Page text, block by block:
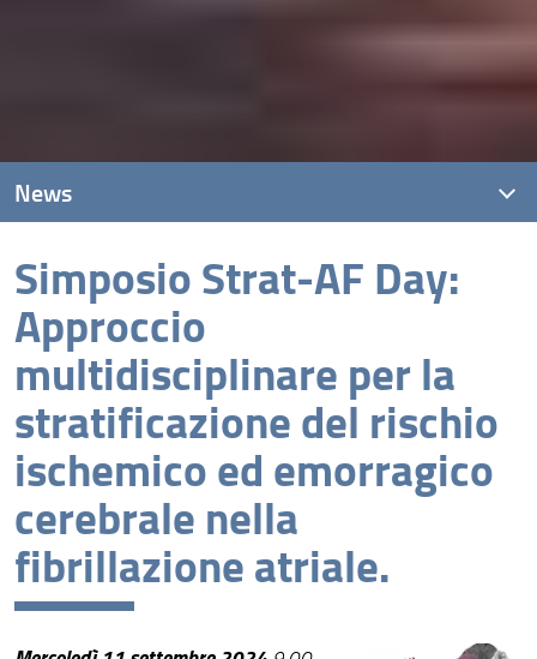
Simposio Strat-AF Day:
Approccio
multidisciplinare per la
stratificazione del rischio
ischemico ed emorragico
cerebrale nella
fibrillazione atriale.
News
News recenti
Archivio